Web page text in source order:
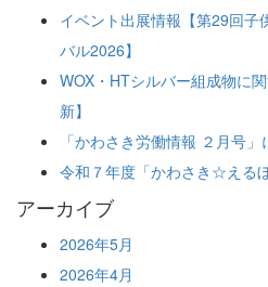
イベント出展情報【第29回子
バル2026】
WOX・HTシルバー組成物に
新】
「かわさき労働情報 ２月号」
令和７年度「かわさき☆える
アーカイブ
2026年5月
2026年4月